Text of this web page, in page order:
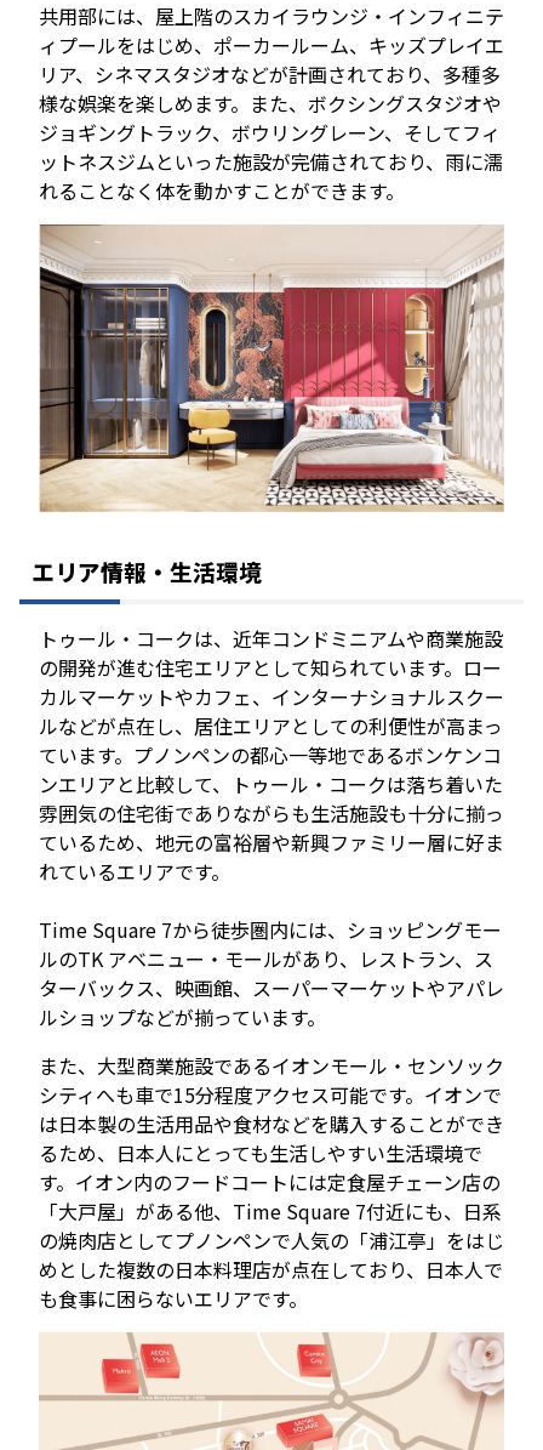
共用部には、屋上階のスカイラウンジ・インフィニテ
ィプールをはじめ、ポーカールーム、キッズプレイエ
リア、シネマスタジオなどが計画されており、多種多
様な娯楽を楽しめます。また、ボクシングスタジオや
ジョギングトラック、ボウリングレーン、そしてフィ
ットネスジムといった施設が完備されており、雨に濡
れることなく体を動かすことができます。
エリア情報・生活環境
トゥール・コークは、近年コンドミニアムや商業施設
の開発が進む住宅エリアとして知られています。ロー
カルマーケットやカフェ、インターナショナルスクー
ルなどが点在し、居住エリアとしての利便性が高まっ
ています。プノンペンの都心一等地であるボンケンコ
ンエリアと比較して、トゥール・コークは落ち着いた
雰囲気の住宅街でありながらも生活施設も十分に揃っ
ているため、地元の富裕層や新興ファミリー層に好ま
れているエリアです。
Time Square 7から徒歩圏内には、ショッピングモー
ルのTK アベニュー・モールがあり、レストラン、ス
ターバックス、映画館、スーパーマーケットやアパレ
ルショップなどが揃っています。
また、大型商業施設であるイオンモール・センソック
シティへも車で15分程度アクセス可能です。イオンで
は日本製の生活用品や食材などを購入することができ
るため、日本人にとっても生活しやすい生活環境で
す。イオン内のフードコートには定食屋チェーン店の
「大戸屋」がある他、Time Square 7付近にも、日系
の焼肉店としてプノンペンで人気の「浦江亭」をはじ
めとした複数の日本料理店が点在しており、日本人で
も食事に困らないエリアです。